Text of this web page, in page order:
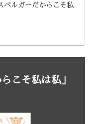
ペルガーだからこそ私
こそ私は私」